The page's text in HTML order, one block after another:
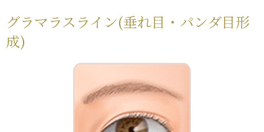
グラマラスライン(垂れ目・パンダ目形
成)